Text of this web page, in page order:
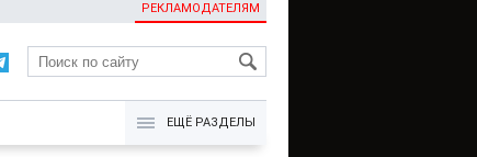
РЕКЛАМОДАТЕЛЯМ
KG
ЕЩЁ РАЗДЕЛЫ